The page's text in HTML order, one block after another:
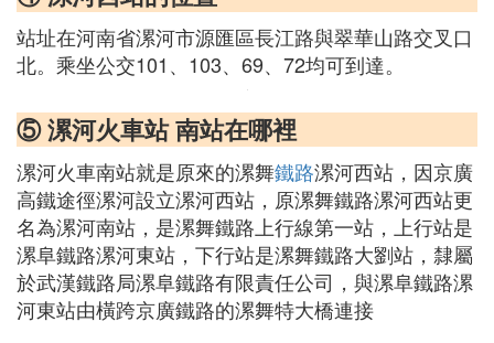
站址在河南省漯河市源匯區長江路與翠華山路交叉口
北。乘坐公交101、103、69、72均可到達。
⑤ 漯河火車站 南站在哪裡
漯河火車南站就是原來的漯舞鐵路漯河西站，因京廣
高鐵途徑漯河設立漯河西站，原漯舞鐵路漯河西站更
名為漯河南站，是漯舞鐵路上行線第一站，上行站是
漯阜鐵路漯河東站，下行站是漯舞鐵路大劉站，隸屬
於武漢鐵路局漯阜鐵路有限責任公司，與漯阜鐵路漯
河東站由橫跨京廣鐵路的漯舞特大橋連接